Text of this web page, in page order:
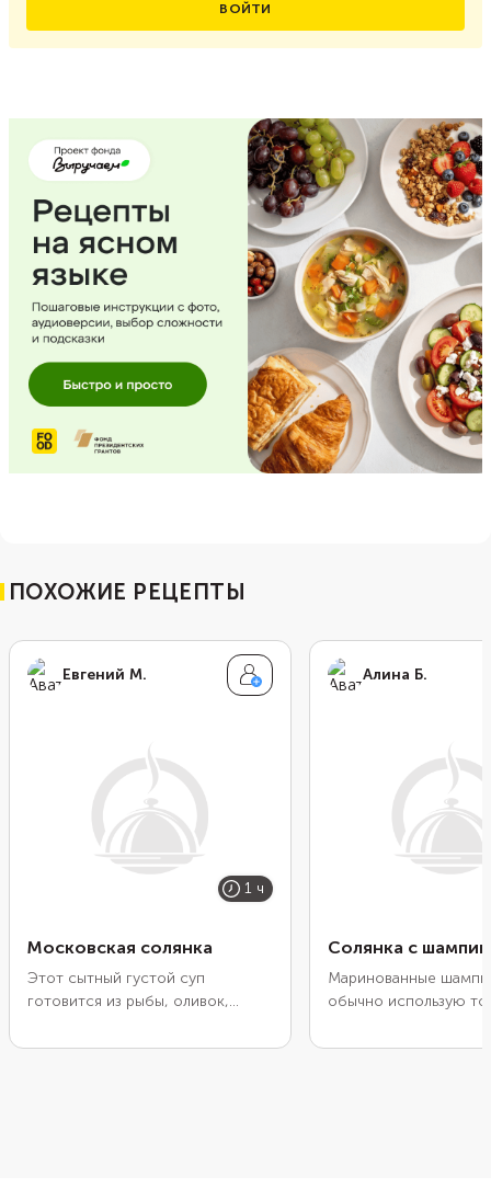
ВОЙТИ
ПОХОЖИЕ РЕЦЕПТЫ
Евгений М.
1 ч
Московская солянка
Этот сытный густой суп
готовится из рыбы, оливок,
маринованных шампиньонов с
Алина Б.
Солянка с
Маринованные
обычно использую
Например, с ними